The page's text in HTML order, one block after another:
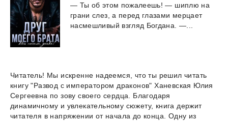
— Ты об этом пожалеешь! — шиплю на
грани слез, а перед глазами мерцает
насмешливый взгляд Богдана. —...
Читатель! Мы искренне надеемся, что ты решил читать
книгу "Развод с императором драконов" Ханевская Юлия
Сергеевна по зову своего сердца. Благодаря
динамичному и увлекательному сюжету, книга держит
читателя в напряжении от начала до конца. Одну из